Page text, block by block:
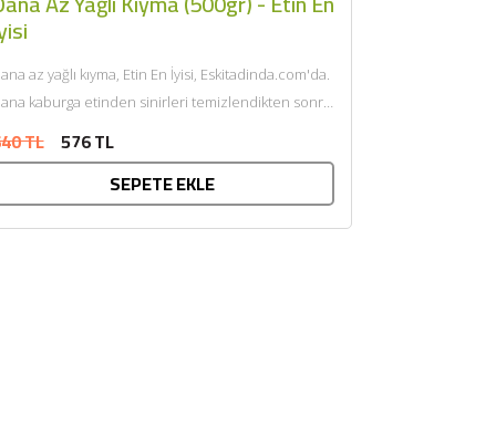
az yağlı kıyma, Etin En İyisi, Eskitadinda.com'da.
kaburga etinden sinirleri temizlendikten sonra
TL 576 TL
SEPETE EKLE